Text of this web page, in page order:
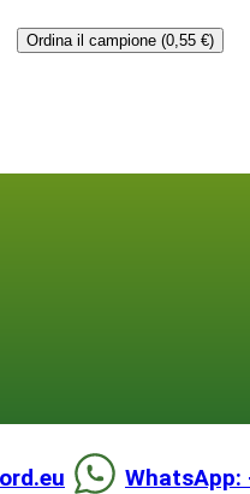
Ordina il campione (0,55 €)
WhatsApp: